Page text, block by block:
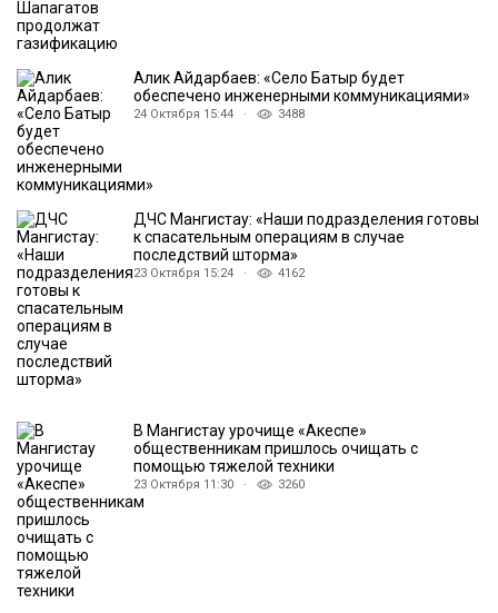
Алик Айдарбаев: «Село Батыр будет
обеспечено инженерными коммуникациями»
24 Октября 15:44 · 3488
ДЧС Мангистау: «Наши подразделения готовы
к спасательным операциям в случае
последствий шторма»
23 Октября 15:24 · 4162
В Мангистау урочище «Акеспе»
общественникам пришлось очищать с
помощью тяжелой техники
23 Октября 11:30 · 3260